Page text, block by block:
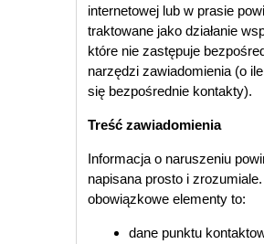
internetowej lub w prasie
traktowane jako działanie
które nie zastępuje
narzędzi zawiadomienia (o
się bezpośrednie kontakty).
Treść zawiadomienia
Informacja o naruszeniu
napisana prosto i
obowiązkowe elementy to:
dane punktu